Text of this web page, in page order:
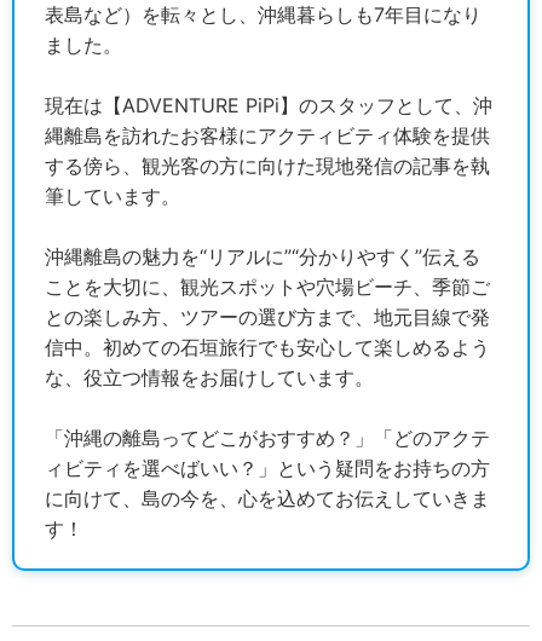
表島など）を転々とし、沖縄暮らしも7年目になり
ました。
現在は【ADVENTURE PiPi】のスタッフとして、沖
縄離島を訪れたお客様にアクティビティ体験を提供
する傍ら、観光客の方に向けた現地発信の記事を執
筆しています。
沖縄離島の魅力を“リアルに”“分かりやすく”伝える
ことを大切に、観光スポットや穴場ビーチ、季節ご
との楽しみ方、ツアーの選び方まで、地元目線で発
信中。初めての石垣旅行でも安心して楽しめるよう
な、役立つ情報をお届けしています。
「沖縄の離島ってどこがおすすめ？」「どのアクテ
ィビティを選べばいい？」という疑問をお持ちの方
に向けて、島の今を、心を込めてお伝えしていきま
す！